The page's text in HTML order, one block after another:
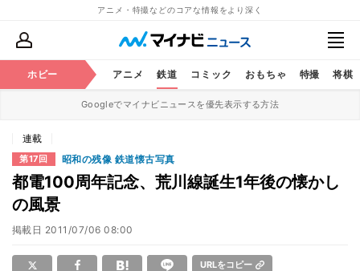
アニメ・特撮などのコアな情報をより深く
ホビー アニメ 鉄道 コミック おもちゃ 特撮 将棋
Googleでマイナビニュースを優先表示する方法
連載
第17回 昭和の残像 鉄道懐古写真
都電100周年記念、荒川線誕生1年後の懐かし
の風景
掲載日 2011/07/06 08:00
URLをコピー